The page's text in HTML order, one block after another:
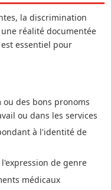
la discrimination
réalité documentée
essentiel pour
des bons pronoms
ou dans les services
à l'identité de
de genre
médicaux